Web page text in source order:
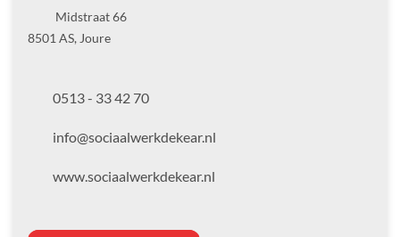
Locatie
Midstraat66
8501 AS, Joure
0513 - 33 42 70
info@sociaalwerkdekear.nl
www.sociaalwerkdekear.nl